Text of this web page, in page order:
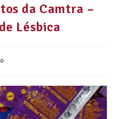
da Camtra –
Lésbica